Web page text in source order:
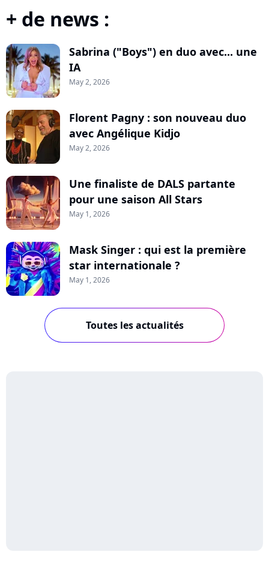
+ de news :
Sabrina ("Boys") en duo avec... une
IA
May 2, 2026
Florent Pagny : son nouveau duo
avec Angélique Kidjo
May 2, 2026
Une finaliste de DALS partante
pour une saison All Stars
May 1, 2026
Mask Singer : qui est la première
star internationale ?
May 1, 2026
Toutes les actualités